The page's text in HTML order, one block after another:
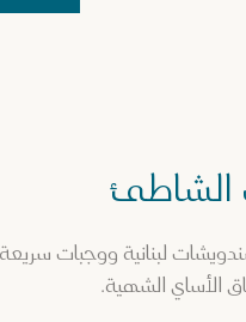
الشاطئ
لبنانية ووجبات سريعة
الأساي الشهية.